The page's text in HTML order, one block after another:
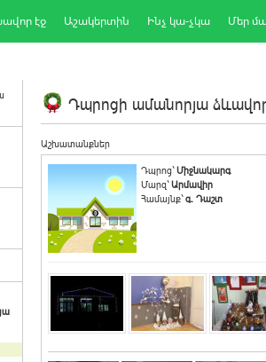
էջ Աշակերտին Ինչ կա-չկա Մեր
Դպրոցի ամանորյա
Աշխատանքներ
Դպրոց`Միջնակարգ
Մարզ`Արմավիր
Համայնք`գ. Դաշտ